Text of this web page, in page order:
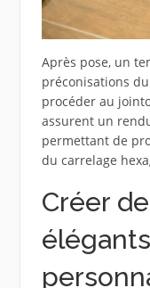
Après pose, un
préconisations
procéder au
assurent un
permettant de
du carrelage
Créer